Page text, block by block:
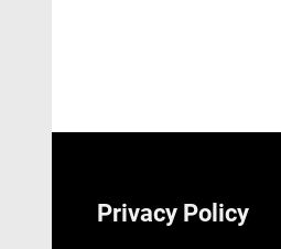
Privacy Policy